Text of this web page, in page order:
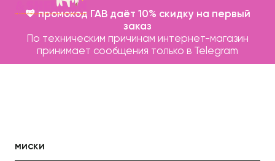
💖 промокод ГАВ даёт 10% скидку на первый
заказ
По техническим причинам интернет-магазин
принимает сообщения только в Telegram
миски